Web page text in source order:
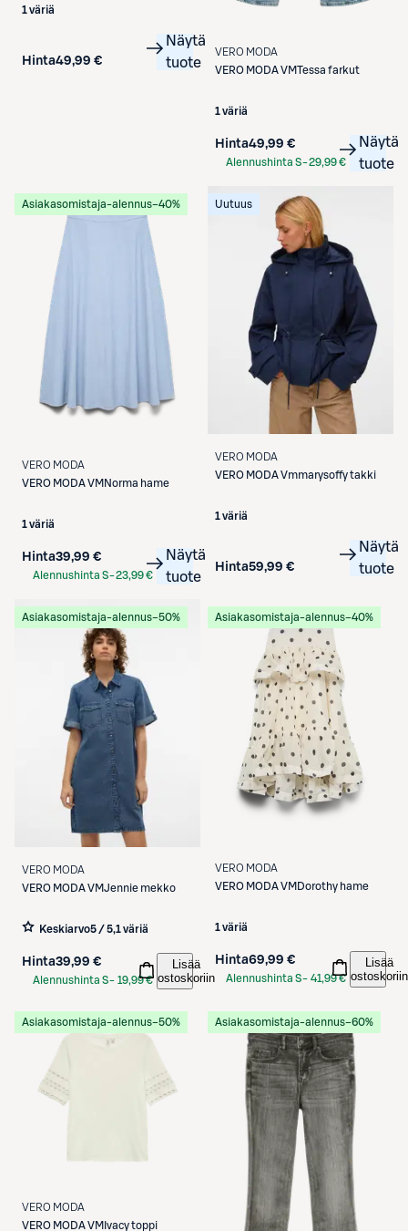
1 väriä
Hinta49,99 €
Näytä
tuote
VERO MODA
VERO MODAVMTessa farkut
1 väriä
Hinta49,99 €
Alennushinta S-29,99 €
Näytä
tuote
Asiakasomistaja-alennus−40%
VERO MODA
VERO MODAVMNorma hame
1 väriä
Hinta39,99 €
Alennushinta S-23,99 €
Näytä
tuote
Uutuus
VERO MODA
VERO MODAVmmarysoffy takki
1 väriä
Hinta59,99 €
Näytä
tuote
Asiakasomistaja-alennus−50%
VERO MODA
VERO MODAVMJennie mekko
Keskiarvo5 / 5,1 väriä
Hinta39,99 €
Alennushinta S- 19,99 €
Lisää
ostoskoriin
Asiakasomistaja-alennus−40%
VERO MODA
VERO MODAVMDorothy hame
1 väriä
Hinta69,99 €
Alennushinta S- 41,99 €
Lisää
ostoskoriin
Asiakasomistaja-alennus−50%
VERO MODA
VERO MODAVMIvacy toppi
Asiakasomistaja-alennus−60%